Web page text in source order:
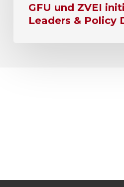
GFU und ZVEI
Leaders & Policy